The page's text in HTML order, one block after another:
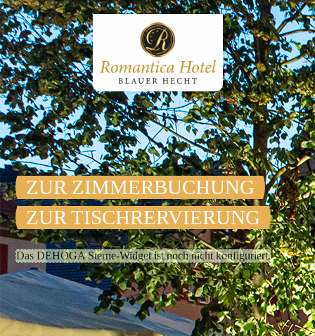
ZUR ZIMMER­BUCHUNG
ZUR TISCHRERVIERUNG
Das DEHOGA Sterne-Widget ist noch nicht konfiguriert.